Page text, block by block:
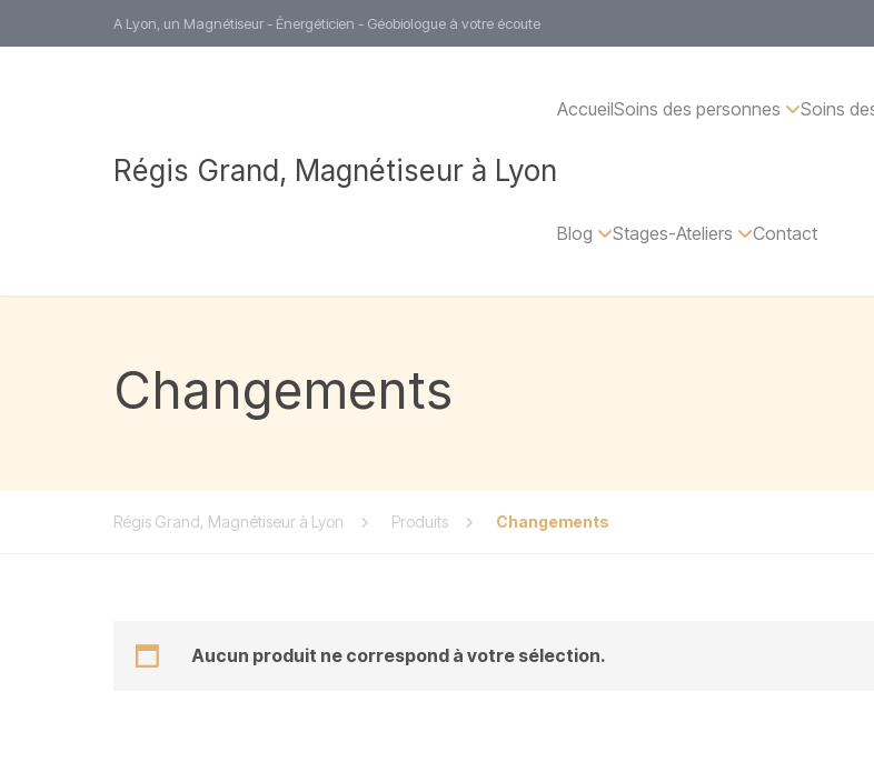
A Lyon, un Magnétiseur - Énergéticien - Géobiologue à votre écoute
Régis Grand, Magnétiseur à Lyon
AccueilSoins des personnes Soins
Blog Stages-Ateliers Contact
Changements
Régis Grand, Magnétiseur à Lyon Produits Changements
Aucun produit ne correspond à votre sélection.